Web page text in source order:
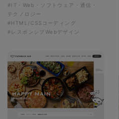
#IT・Web・ソフトウェア・通信・
テクノロジー
#HTML/CSSコーディング
#レスポンシブWebデザイン